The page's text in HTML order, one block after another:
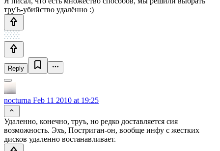
труЪ-убийство удалённо :)
Reply
nocturna Feb 11 2010 at 19:25
Удаленно, конечно, труъ, но редко доставляется сия
возможность. Эхъ, Постриган-он, вообще инфу с жестких
дисков удаленно востанавливает.